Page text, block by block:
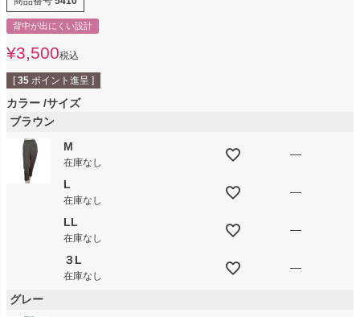
背中が出にくい設計
¥3,500税込
[ 35 ポイント進呈 ]
カラー サイズ
ブラウン
M
在庫なし
—
L
在庫なし
—
LL
在庫なし
—
３L
在庫なし
—
グレー